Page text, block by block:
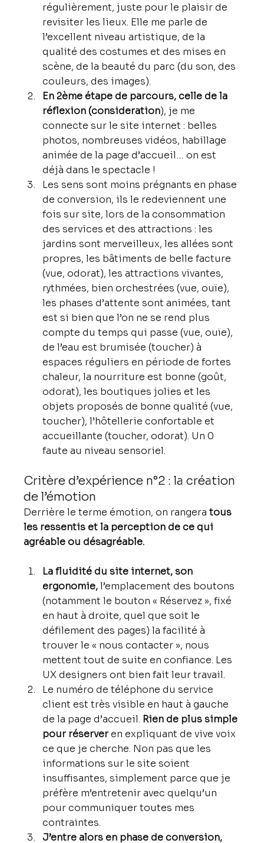
régulièrement, juste pour le plaisir de
revisiter les lieux. Elle me parle de
l’excellent niveau artistique, de la
qualité des costumes et des mises en
scène, de la beauté du parc (du son, des
couleurs, des images).
En 2ème étape de parcours, celle de la
réflexion (consideration), je me
connecte sur le site internet : belles
photos, nombreuses vidéos, habillage
animée de la page d’accueil… on est
déjà dans le spectacle !
Les sens sont moins prégnants en phase
de conversion, ils le redeviennent une
fois sur site, lors de la consommation
des services et des attractions : les
jardins sont merveilleux, les allées sont
propres, les bâtiments de belle facture
(vue, odorat), les attractions vivantes,
rythmées, bien orchestrées (vue, ouïe),
les phases d’attente sont animées, tant
est si bien que l’on ne se rend plus
compte du temps qui passe (vue, ouïe),
de l’eau est brumisée (toucher) à
espaces réguliers en période de fortes
chaleur, la nourriture est bonne (goût,
odorat), les boutiques jolies et les
objets proposés de bonne qualité (vue,
toucher), l’hôtellerie confortable et
accueillante (toucher, odorat). Un 0
faute au niveau sensoriel.
Critère d’expérience n°2 : la création
de l’émotion
Derrière le terme émotion, on rangera tous
les ressentis et la perception de ce qui
agréable ou désagréable.
La fluidité du site internet, son
ergonomie, l’emplacement des boutons
(notamment le bouton « Réservez », fixé
en haut à droite, quel que soit le
défilement des pages) la facilité à
trouver le « nous contacter », nous
mettent tout de suite en confiance. Les
UX designers ont bien fait leur travail.
Le numéro de téléphone du service
client est très visible en haut à gauche
de la page d’accueil. Rien de plus simple
pour réserver en expliquant de vive voix
ce que je cherche. Non pas que les
informations sur le site soient
insuffisantes, simplement parce que je
préfère m’entretenir avec quelqu’un
pour communiquer toutes mes
contraintes.
J’entre alors en phase de conversion,